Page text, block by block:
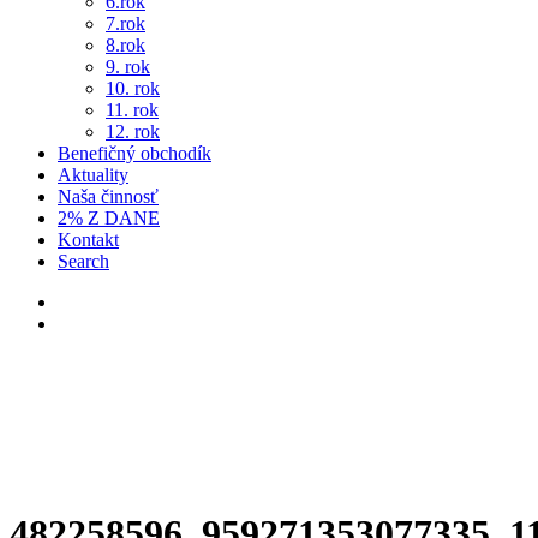
7.rok
8.rok
9. rok
10. rok
11. rok
12. rok
Benefičný obchodík
Aktuality
Naša činnosť
2% Z DANE
Kontakt
Search